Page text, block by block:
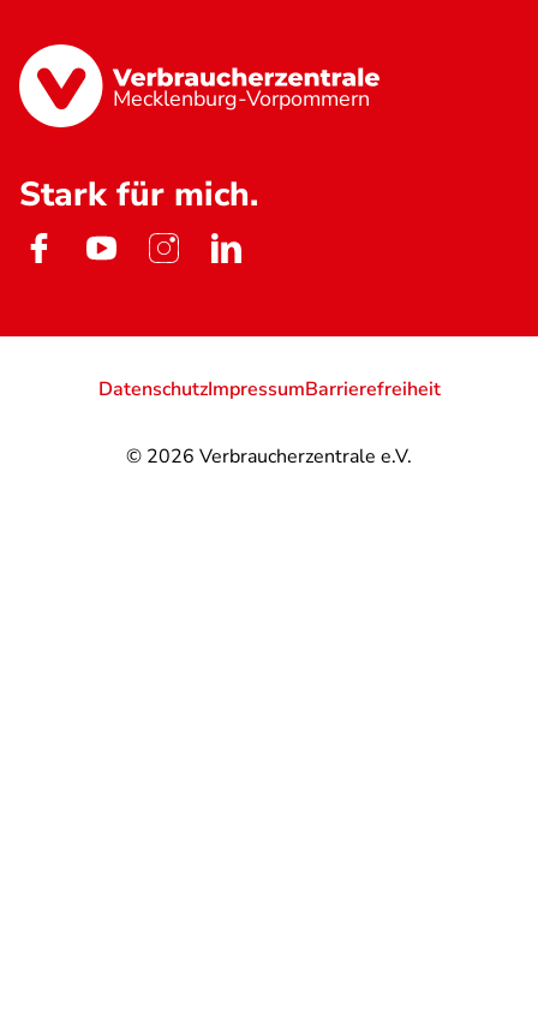
Mecklenburg-Vorpommern
Stark für mich.
© 2026 Verbraucherzentrale e.V.
DatenschutzImpressumBarrierefreiheit